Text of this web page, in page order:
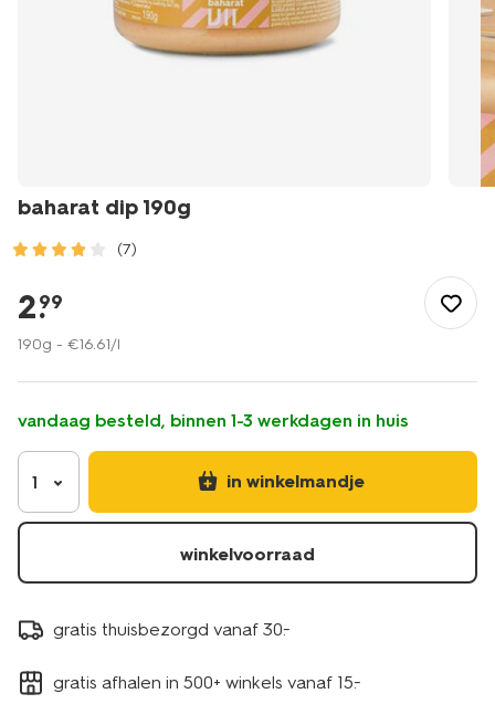
baharat dip 190g
(7)
drinken/snacks/borrelhapjes/baharat-
dip-
190g-
2.
99
190g - €16.61/l
vandaag besteld, binnen 1-3 werkdagen in huis
1 in winkelmandje
winkelvoorraad
gratis thuisbezorgd vanaf 30.-
gratis afhalen in 500+ winkels vanaf 15.-